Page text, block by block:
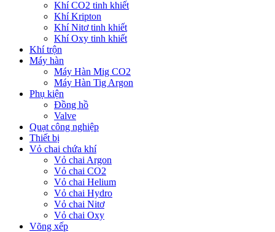
Khí CO2 tinh khiết
Khí Kripton
Khí Nitơ tinh khiết
Khí Oxy tinh khiết
Khí trộn
Máy hàn
Máy Hàn Mig CO2
Máy Hàn Tig Argon
Phụ kiện
Đồng hồ
Valve
Quạt công nghiệp
Thiết bị
Vỏ chai chứa khí
Vỏ chai Argon
Vỏ chai CO2
Vỏ chai Helium
Vỏ chai Hydro
Vỏ chai Nitơ
Vỏ chai Oxy
Võng xếp